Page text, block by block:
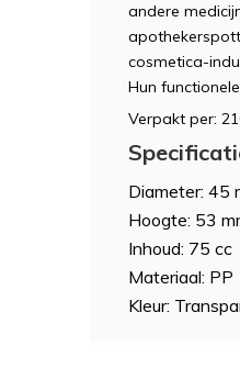
andere
cosmetica-
Hun
Verpakt per:
Diameter: 45
Hoogte: 53
Inhoud: 75 cc
Materiaal: PP
Kleur: